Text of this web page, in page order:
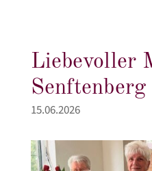
Liebevoller
Senftenberg
15.06.2026